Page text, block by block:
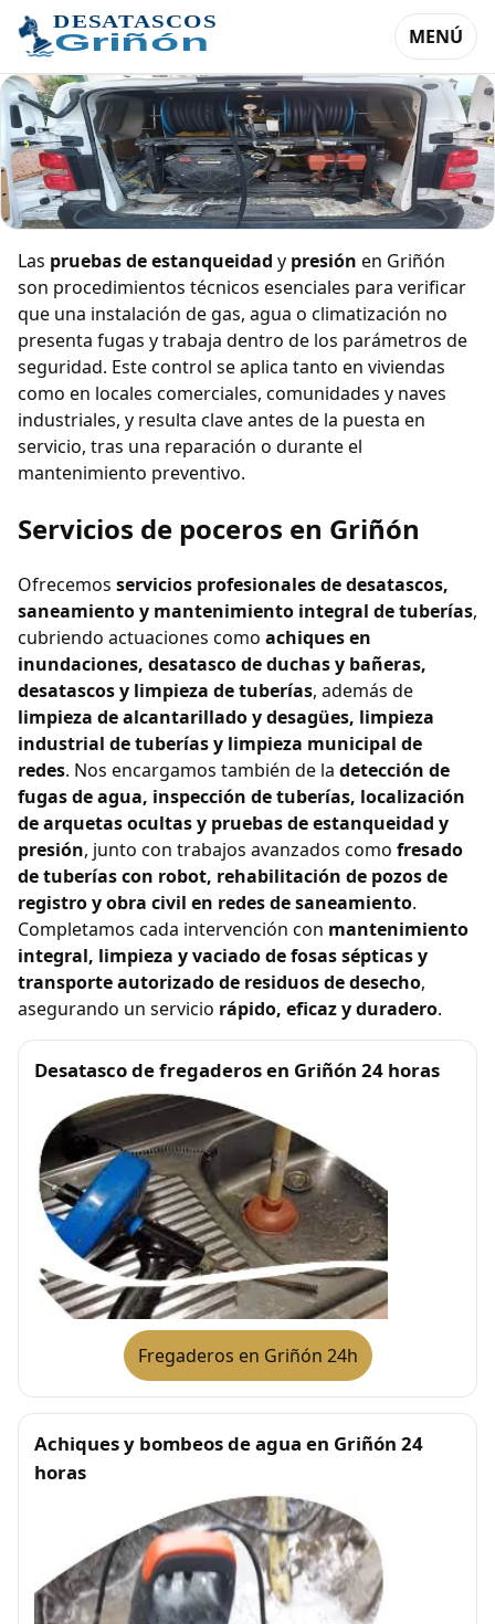
MENÚ
Pruebas de estanqueidad y presión
en Griñón
Las pruebas de estanqueidad y presión en Griñón
son procedimientos técnicos esenciales para verificar
que una instalación de gas, agua o climatización no
presenta fugas y trabaja dentro de los parámetros de
seguridad. Este control se aplica tanto en viviendas
como en locales comerciales, comunidades y naves
industriales, y resulta clave antes de la puesta en
servicio, tras una reparación o durante el
mantenimiento preventivo.
Servicios de poceros en Griñón
Ofrecemos servicios profesionales de desatascos,
saneamiento y mantenimiento integral de tuberías,
cubriendo actuaciones como achiques en
inundaciones, desatasco de duchas y bañeras,
desatascos y limpieza de tuberías, además de
limpieza de alcantarillado y desagües, limpieza
industrial de tuberías y limpieza municipal de
redes. Nos encargamos también de la detección de
fugas de agua, inspección de tuberías, localización
de arquetas ocultas y pruebas de estanqueidad y
presión, junto con trabajos avanzados como fresado
de tuberías con robot, rehabilitación de pozos de
registro y obra civil en redes de saneamiento.
Completamos cada intervención con mantenimiento
integral, limpieza y vaciado de fosas sépticas y
transporte autorizado de residuos de desecho,
asegurando un servicio rápido, eficaz y duradero.
Desatasco de fregaderos en Griñón 24 horas
Fregaderos en Griñón 24h
Achiques y bombeos de agua en Griñón 24
horas